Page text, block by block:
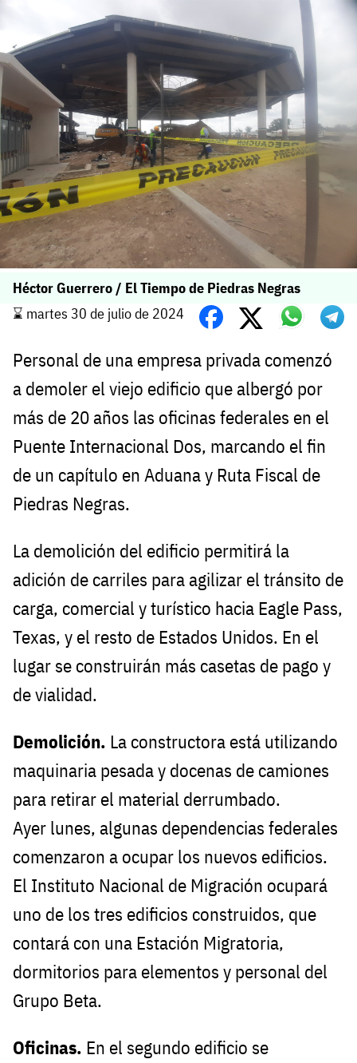
Héctor Guerrero / El Tiempo de Piedras Negras
⌛️ martes 30 de julio de 2024
Personal de una empresa privada comenzó
a demoler el viejo edificio que albergó por
más de 20 años las oficinas federales en el
Puente Internacional Dos, marcando el fin
de un capítulo en Aduana y Ruta Fiscal de
Piedras Negras.
La demolición del edificio permitirá la
adición de carriles para agilizar el tránsito de
carga, comercial y turístico hacia Eagle Pass,
Texas, y el resto de Estados Unidos. En el
lugar se construirán más casetas de pago y
de vialidad.
Demolición. La constructora está utilizando
maquinaria pesada y docenas de camiones
para retirar el material derrumbado.
Ayer lunes, algunas dependencias federales
comenzaron a ocupar los nuevos edificios.
El Instituto Nacional de Migración ocupará
uno de los tres edificios construidos, que
contará con una Estación Migratoria,
dormitorios para elementos y personal del
Grupo Beta.
Oficinas. En el segundo edificio se